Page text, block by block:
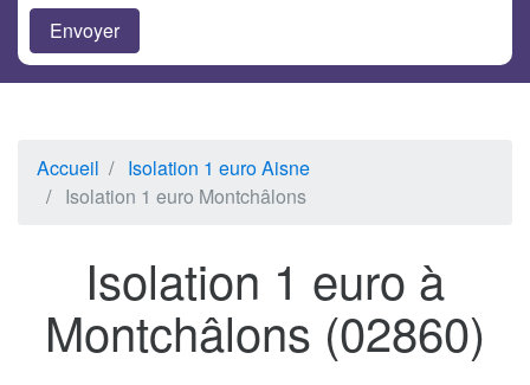
Accueil
Isolation 1 euro Aisne
Isolation 1 euro Montchâlons
Isolation 1 euro à
Montchâlons (02860)